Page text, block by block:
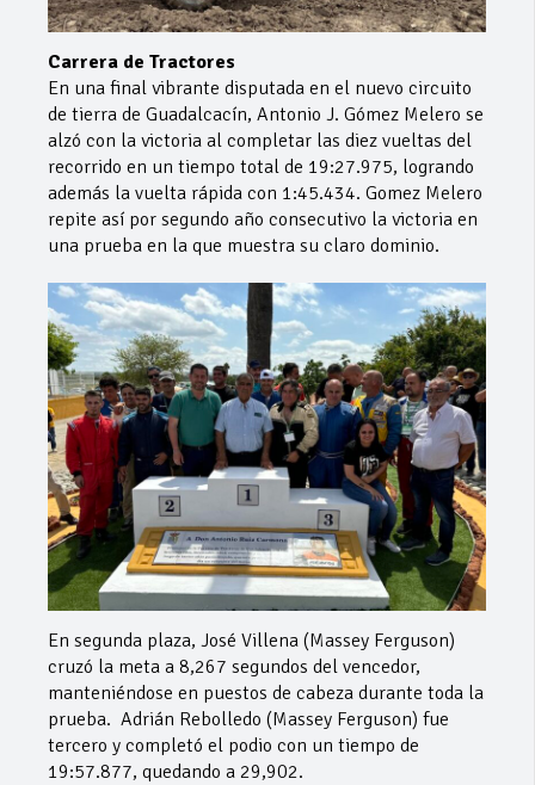
Carrera de Tractores
En una final vibrante disputada en el nuevo circuito
de tierra de Guadalcacín, Antonio J. Gómez Melero se
alzó con la victoria al completar las diez vueltas del
recorrido en un tiempo total de 19:27.975, logrando
además la vuelta rápida con 1:45.434. Gomez Melero
repite así por segundo año consecutivo la victoria en
una prueba en la que muestra su claro dominio.
En segunda plaza, José Villena (Massey Ferguson)
cruzó la meta a 8,267 segundos del vencedor,
manteniéndose en puestos de cabeza durante toda la
prueba. Adrián Rebolledo (Massey Ferguson) fue
tercero y completó el podio con un tiempo de
19:57.877, quedando a 29,902.